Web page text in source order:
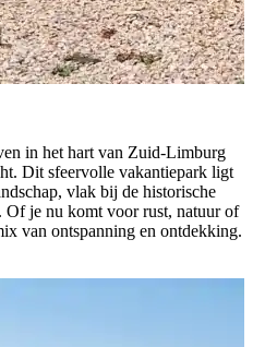
in het hart van Zuid-Limburg
Dit sfeervolle vakantiepark ligt
vlak bij de historische
Of je nu komt voor rust, natuur of
van ontspanning en ontdekking.